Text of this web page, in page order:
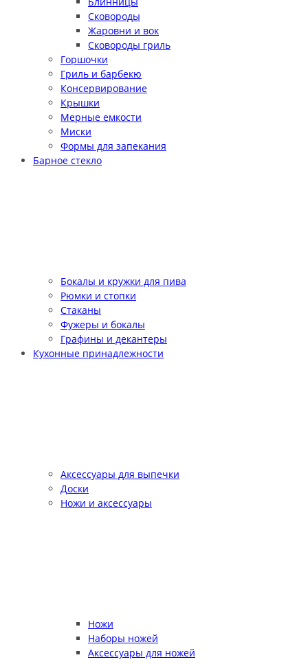
Сковороды
Жаровни и вок
Сковороды гриль
Горшочки
Гриль и барбекю
Консервирование
Крышки
Мерные емкости
Миски
Формы для запекания
Барное стекло
Бокалы и кружки для пива
Рюмки и стопки
Стаканы
Фужеры и бокалы
Графины и декантеры
Кухонные принадлежности
Аксессуары для выпечки
Доски
Ножи и аксессуары
Ножи
Наборы ножей
Аксессуары для ножей